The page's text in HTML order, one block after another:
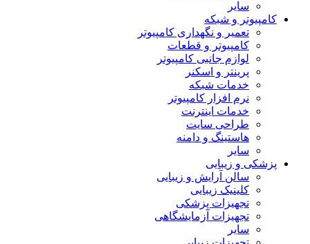
و شبکه
تعمیر و نگهداری کامپیوتر
کامپیوتر و قطعات
لوازم جانبی کامپیوتر
پرینتر و اسکنر
خدمات شبکه
نرم افزار کامپیوتر
خدمات اینترنت
طراحی سایت
هاستینگ و دامنه
و زیبایی
سالن آرایش و زیبایی
کلینیک زیبایی
تجهیزات پزشکی
تجهیزات آزمایشگاهی